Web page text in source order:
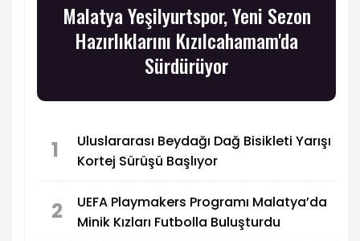
Malatya Yeşilyurtspor, Yeni Sezon
Hazırlıklarını Kızılcahamam'da
Sürdürüyor
1
Uluslararası Beydağı Dağ Bisikleti Yarışı
Kortej Sürüşü Başlıyor
2
UEFA Playmakers Programı Malatya’da
Minik Kızları Futbolla Buluşturdu